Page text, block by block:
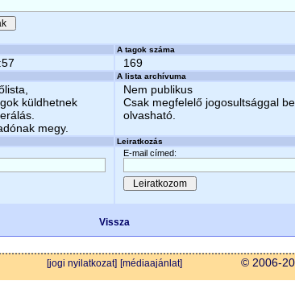
A tagok száma
169
A lista archívuma
küldhetnek
megy.
Nem publikus
Csak megfelelő jogosultsággal
olvasható.
Leiratkozás
E-mail címed:
Vissza
© 2006-
[jogi nyilatkozat] [médiaajánlat]